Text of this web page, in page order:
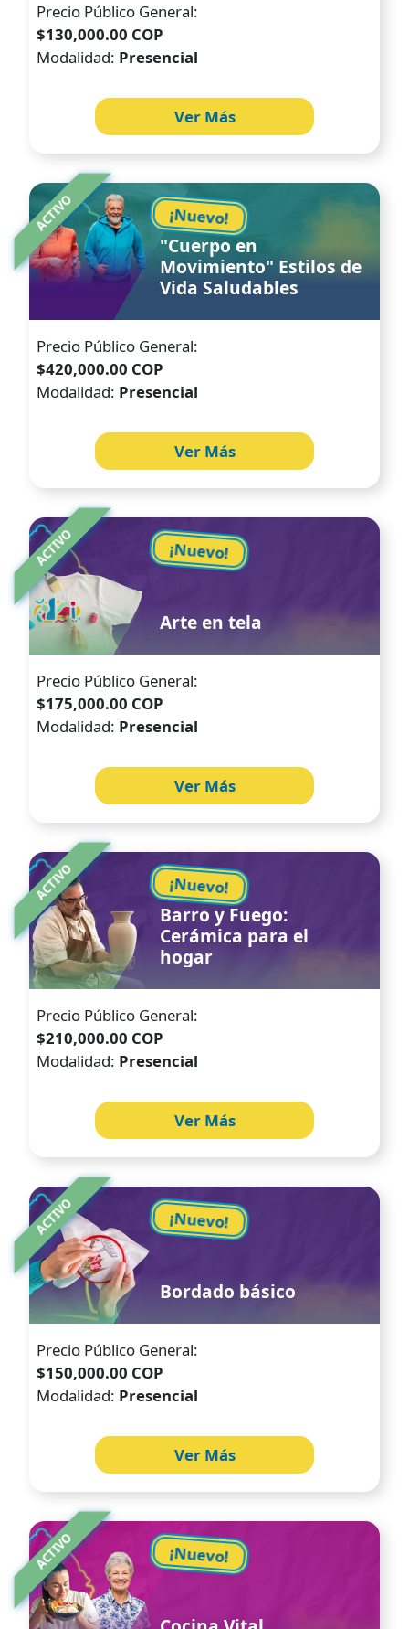
Precio Público General:
$130,000.00 COP
Modalidad: Presencial
Ver Más
ACTIVO ¡Nuevo!
Image
"Cuerpo en
Movimiento" Estilos de
Vida Saludables
Precio Público General:
$420,000.00 COP
Modalidad: Presencial
Ver Más
ACTIVO ¡Nuevo!
Image
Arte en tela
Precio Público General:
$175,000.00 COP
Modalidad: Presencial
Ver Más
ACTIVO ¡Nuevo!
Image
Barro y Fuego:
Cerámica para el
hogar
Precio Público General:
$210,000.00 COP
Modalidad: Presencial
Ver Más
ACTIVO ¡Nuevo!
Image
Bordado básico
Precio Público General:
$150,000.00 COP
Modalidad: Presencial
Ver Más
ACTIVO ¡Nuevo!
Image